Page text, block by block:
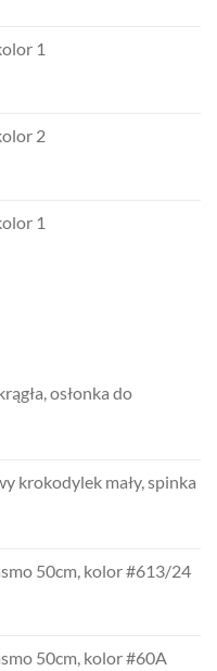
zł.
1
zł.
2
zł.
1
osłonka do
krokodylek mały, spinka
50cm, kolor #613/24
50cm, kolor #60A